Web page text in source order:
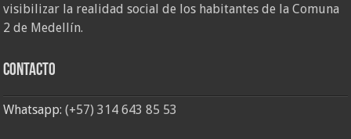
visibilizar la realidad social de los habitantes de la Comuna
2 de Medellín.
Contacto
Whatsapp:(+57) 314 643 85 53